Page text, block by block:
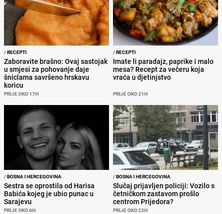
/RECEPTI
Zaboravite brašno: Ovaj sastojak
u smjesi za pohovanje daje
šniclama savršeno hrskavu
koricu
PRIJE OKO 17H
/RECEPTI
Imate li paradajz, paprike i malo
mesa? Recept za večeru koja
vraća u djetinjstvo
PRIJE OKO 21H
/BOSNA I HERCEGOVINA
Sestra se oprostila od Harisa
Babića kojeg je ubio punac u
Sarajevu
PRIJE OKO 6H
/BOSNA I HERCEGOVINA
Slučaj prijavljen policiji: Vozilo s
četničkom zastavom prošlo
centrom Prijedora?
PRIJE OKO 22H